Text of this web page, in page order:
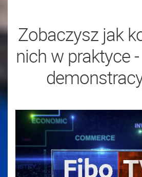
Zobaczysz jak
nich w praktyce